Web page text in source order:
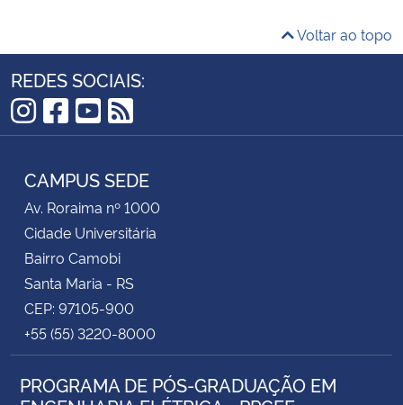
Voltar ao topo
REDES SOCIAIS:
Instagram
Facebook
YouTube
RSS
CAMPUS SEDE
Av. Roraima nº 1000
Cidade Universitária
Bairro Camobi
Santa Maria - RS
CEP: 97105-900
+55 (55) 3220-8000
PROGRAMA DE PÓS-GRADUAÇÃO EM